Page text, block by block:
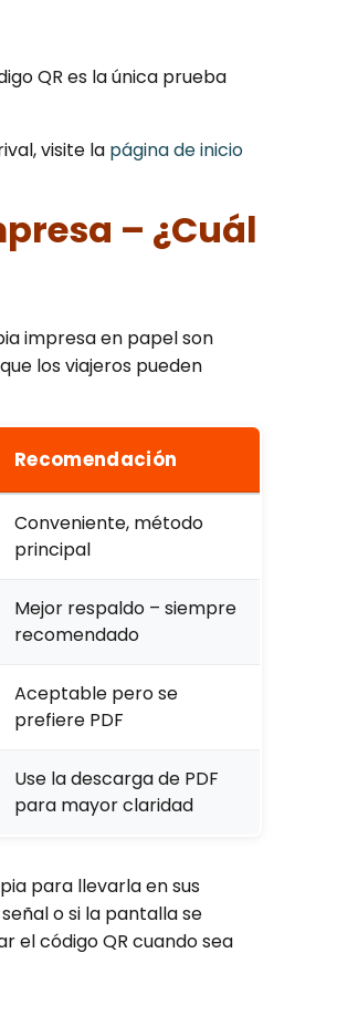
QR es la única prueba
visite la página de inicio
– ¿Cuál
impresa en papel son
los viajeros pueden
Recomendación
Conveniente, método
principal
Mejor respaldo – siempre
recomendado
Aceptable pero se
prefiere PDF
Use la descarga de PDF
para mayor claridad
para llevarla en sus
o si la pantalla se
el código QR cuando sea